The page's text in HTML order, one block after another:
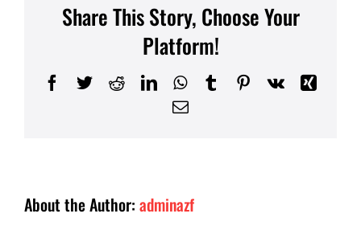
là
Share This Story, Choose Your
Platform!
Facebook
TwitterRedditLinkedInWhatsApp
TumblrPinterest
Vk
Xing
Email
About the Author: adminazf